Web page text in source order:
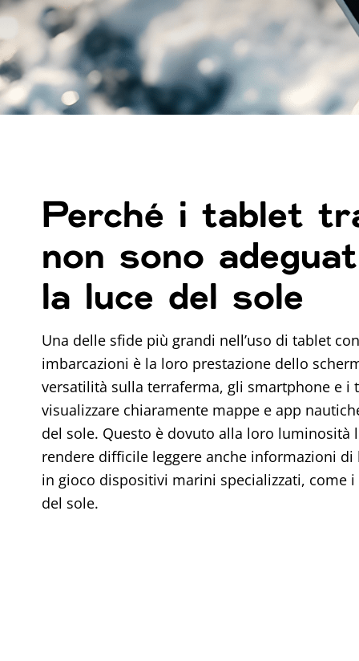
Perché i tablet
non sono
la luce del sole
Una delle sfide più grandi nell’uso di tablet
imbarcazioni è la loro prestazione dello
versatilità sulla terraferma, gli smartphone e i
visualizzare chiaramente mappe e app
del sole. Questo è dovuto alla loro luminosità
rendere difficile leggere anche informazioni di
in gioco dispositivi marini specializzati, come
del sole.